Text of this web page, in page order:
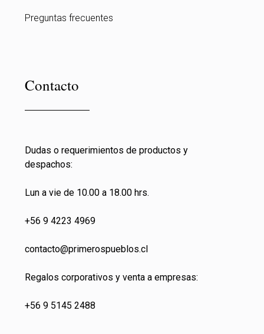
Preguntas frecuentes
Contacto
Dudas o requerimientos de productos y
despachos:
Lun a vie de 10.00 a 18.00 hrs.
+56 9 4223 4969
contacto@primerospueblos.cl
Regalos corporativos y venta a empresas:
+56 9 5145 2488